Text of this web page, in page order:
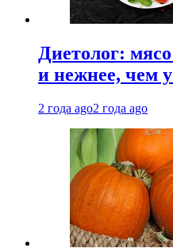
Диетолог:
и нежнее, чем
2 года ago2 года ago